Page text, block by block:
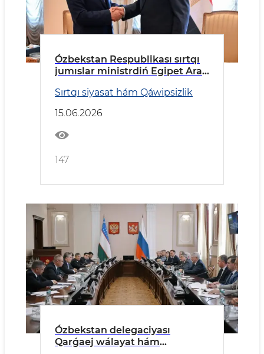
Ózbekstan Respublikası sırtqı
jumıslar ministrdiń Egipet Arab
Sırtqı siyasat hám Qáwipsizlik
15.06.2026
147
Ózbekstan delegaciyası
Qarǵaej wálayat hám